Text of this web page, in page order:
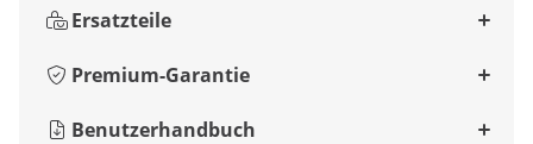
Ersatzteile
Premium-Garantie
Benutzerhandbuch